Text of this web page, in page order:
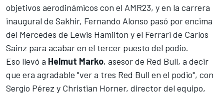
objetivos aerodinámicos con el AMR23, y en la carrera
inaugural de Sakhir, Fernando Alonso pasó por encima
del Mercedes de Lewis Hamilton y el Ferrari de Carlos
Sainz para acabar en el tercer puesto del podio.
Eso llevó a Helmut Marko, asesor de Red Bull, a decir
que era agradable "ver a tres Red Bull en el podio", con
Sergio Pérez y Christian Horner, director del equipo,